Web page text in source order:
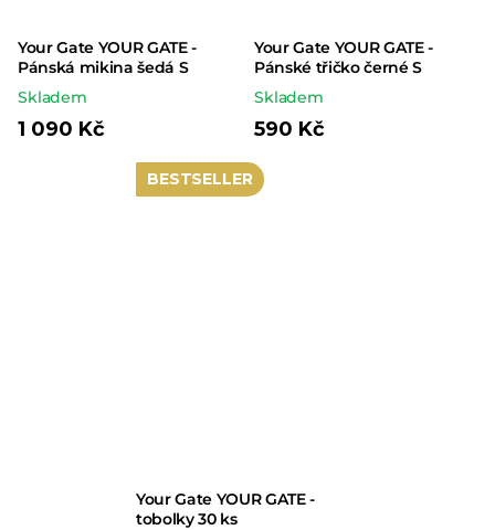
Your Gate YOUR GATE -
Pánská mikina šedá S
Skladem
1 090 Kč
Your Gate YOUR GATE -
Pánské třičko černé S
Skladem
590 Kč
BESTSELLER
Your Gate YOUR GATE -
tobolky 30 ks